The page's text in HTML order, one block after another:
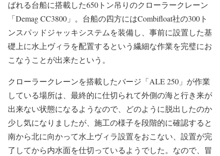
ばれる台船に搭載した650トン吊りのクローラークレーン
「Demag CC3800」。台船の四方にはCombifloat社の300ト
ンスパッドジャッキシステムを装備し、事前に設置した基
礎上に水上ヴィラを配置するという繊細な作業を完璧にお
こなうことが出来たという。
クローラークレーンを搭載したバージ「ALE 250」が作業
している場所は、最終的に仕切られて外側の海と行き来が
出来ない状態になるようなので、どのように脱出したのか
少し気になりましたが、施工の様子を段階的に確認すると
南から北に向かって水上ヴィラ設置をおこない、設置が完
了してから内水面を仕切っているようでした。なので、冒